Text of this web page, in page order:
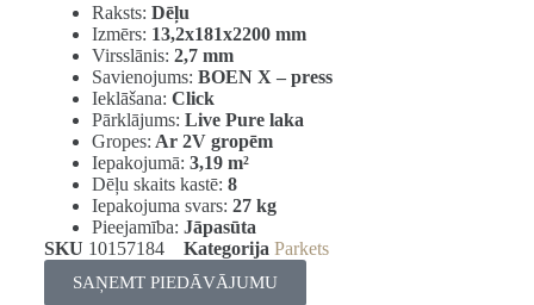
Raksts: Dēļu
Izmērs: 13,2x181x2200 mm
Virsslānis: 2,7 mm
Savienojums: BOEN X – press
Ieklāšana: Click
Pārklājums: Live Pure laka
Gropes: Ar 2V gropēm
Iepakojumā: 3,19 m²
Dēļu skaits kastē: 8
Iepakojuma svars: 27 kg
Pieejamība: Jāpasūta
SKU 10157184 Kategorija Parkets
SAŅEMT PIEDĀVĀJUMU